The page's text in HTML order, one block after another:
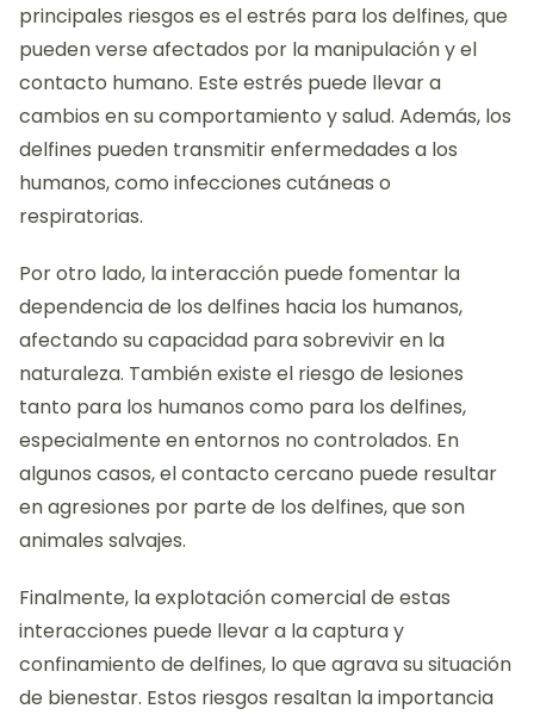
principales riesgos es el estrés para los delfines, que
pueden verse afectados por la manipulación y el
contacto humano. Este estrés puede llevar a
cambios en su comportamiento y salud. Además, los
delfines pueden transmitir enfermedades a los
humanos, como infecciones cutáneas o
respiratorias.
Por otro lado, la interacción puede fomentar la
dependencia de los delfines hacia los humanos,
afectando su capacidad para sobrevivir en la
naturaleza. También existe el riesgo de lesiones
tanto para los humanos como para los delfines,
especialmente en entornos no controlados. En
algunos casos, el contacto cercano puede resultar
en agresiones por parte de los delfines, que son
animales salvajes.
Finalmente, la explotación comercial de estas
interacciones puede llevar a la captura y
confinamiento de delfines, lo que agrava su situación
de bienestar. Estos riesgos resaltan la importancia